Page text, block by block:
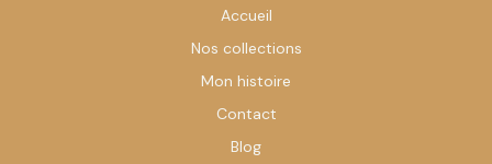
Accueil
Nos collections
Mon histoire
Contact
Blog